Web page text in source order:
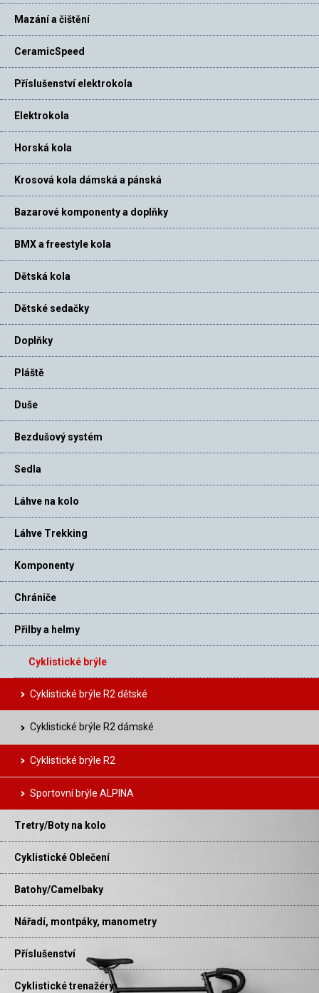
Mazání a čištění
CeramicSpeed
Příslušenství elektrokola
Elektrokola
Horská kola
Krosová kola dámská a pánská
Bazarové komponenty a doplňky
BMX a freestyle kola
Dětská kola
Dětské sedačky
Doplňky
Pláště
Duše
Bezdušový systém
Sedla
Láhve na kolo
Láhve Trekking
Komponenty
Chrániče
Přilby a helmy
Cyklistické brýle
Cyklistické brýle R2 dětské
Cyklistické brýle R2 dámské
Cyklistické brýle R2
Sportovní brýle ALPINA
Tretry/Boty na kolo
Cyklistické Oblečení
Batohy/Camelbaky
Nářadí, montpáky, manometry
Příslušenství
Cyklistické trenažéry